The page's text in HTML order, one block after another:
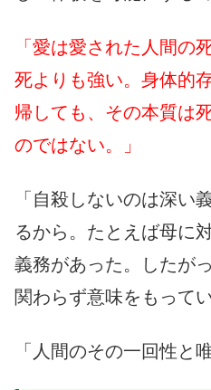
「愛は愛された人間の
死よりも強い。身体的
帰しても、その本質は
のではない。」
「自殺しないのは深い
るから。たとえば母に
義務があった。したが
関わらず意味をもって
「人間のその一回性と